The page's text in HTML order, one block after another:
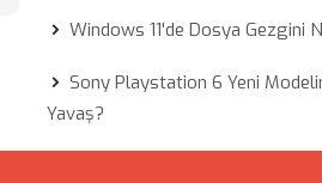
Windows 11'de Dosya Gezgini
Sony Playstation 6 Yeni
Yavaş?